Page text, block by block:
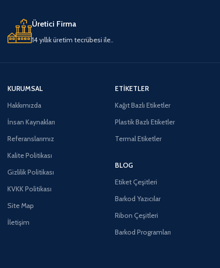
Üretici Firma
14 yıllık üretim tecrübesi ile..
KURUMSAL
Hakkımızda
İnsan Kaynakları
Referanslarımız
Kalite Politikası
Gizlilik Politikası
KVKK Politikası
Site Map
İletişim
ETIKETLER
Kağıt Bazlı Etiketler
Plastik Bazlı Etiketler
Termal Etiketler
BLOG
Etiket Çeşitleri
Barkod Yazıcılar
Ribon Çeşitleri
Barkod Programları